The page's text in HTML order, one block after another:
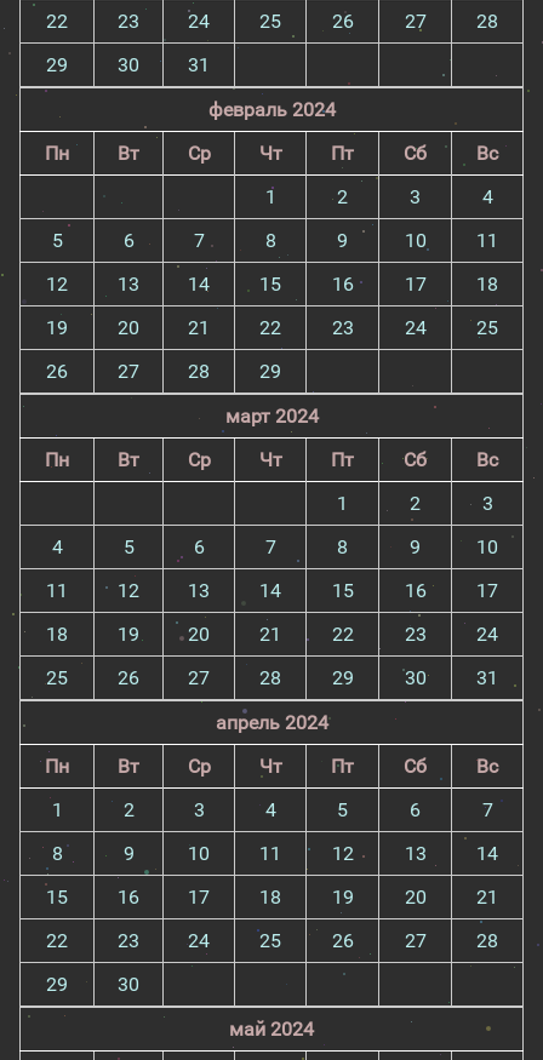
22
23 24 25 26 27
28
29
30
31
февраль 2024
Пн
Вт Ср Чт Пт Сб
Вс
1
2 3
4
5
6 7 8 9 10
11
12
13 14 15 16 17
18
19
20 21 22 23 24
25
26
27 28
29
март 2024
Пн
Вт Ср Чт Пт Сб
Вс
1
2
3
4
5 6 7 8 9
10
11
12 13 14 15 16
17
18
19 20 21 22 23
24
25
26 27 28 29 30
31
апрель 2024
Пн
Вт Ср Чт Пт Сб
Вс
1
2 3 4 5 6
7
8
9 10 11 12 13
14
15
16 17 18 19 20
21
22
23 24 25 26 27
28
29
30
май 2024